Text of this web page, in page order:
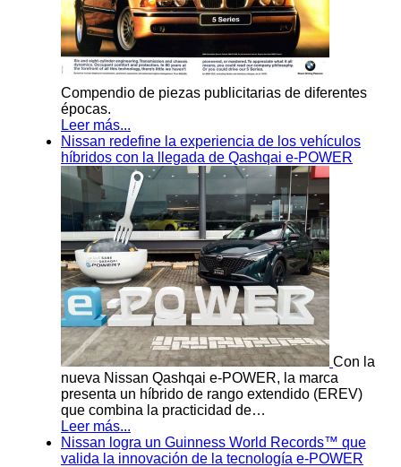
Compendio de piezas publicitarias de diferentes
épocas.
Leer más...
Nissan redefine la experiencia de los vehículos
híbridos con la llegada de Qashqai e-POWER
Con la
nueva Nissan Qashqai e-POWER, la marca
presenta un híbrido de rango extendido (EREV)
que combina la practicidad de…
Leer más...
Nissan logra un Guinness World Records™ que
valida la innovación de la tecnología e-POWER